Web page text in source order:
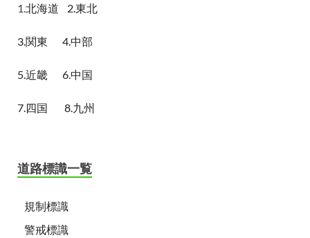
1.北海道 2.東北
3.関東 4.中部
5.近畿 6.中国
7.四国 8.九州
道路標識一覧
規制標識
警戒標識